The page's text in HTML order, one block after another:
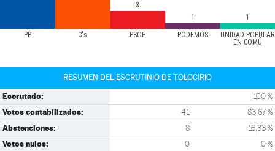
PP C's PSOE PODEMOS
UNIDAD POPULAR
EN COMÚ
3
1
1
RESUMEN DEL ESCRUTINIO DE TOLOCIRIO
Escrutado: 100 %
Votos contabilizados: 41 83,67 %
Abstenciones: 8 16,33 %
Votos nulos: 0 0 %